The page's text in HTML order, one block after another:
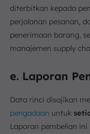
diterbitkan kepada
perjalanan pesanan,
penerimaan barang,
manajemen supply
e. Laporan
Data rinci disajikan
pengadaan untuk
Laporan pembelian